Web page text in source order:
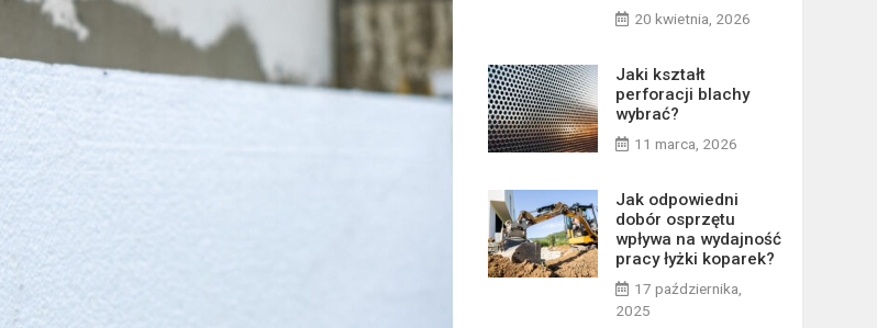
20 kwietnia, 2026
Jaki kształt
perforacji blachy
wybrać?
11 marca, 2026
Jak odpowiedni
dobór osprzętu
wpływa na wydajność
pracy łyżki koparek?
17 października,
2025